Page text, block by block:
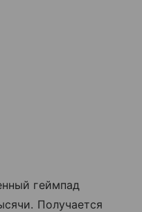
геймпад
Получается